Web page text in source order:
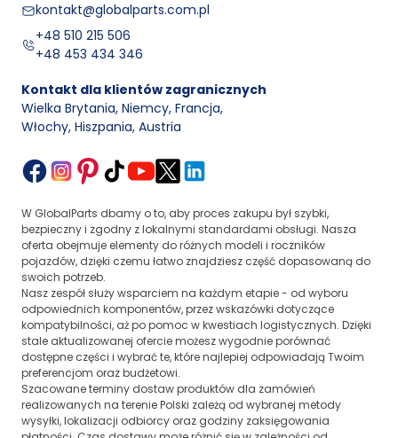
kontakt@globalparts.com.pl
+48 510 215 506
+48 453 434 346
Kontakt dla klientów zagranicznych
Wielka Brytania, Niemcy, Francja,
Włochy, Hiszpania, Austria
W GlobalParts dbamy o to, aby proces zakupu był szybki,
bezpieczny i zgodny z lokalnymi standardami obsługi. Nasza
oferta obejmuje elementy do różnych modeli i roczników
pojazdów, dzięki czemu łatwo znajdziesz część dopasowaną do
swoich potrzeb.
Nasz zespół służy wsparciem na każdym etapie - od wyboru
odpowiednich komponentów, przez wskazówki dotyczące
kompatybilności, aż po pomoc w kwestiach logistycznych. Dzięki
stale aktualizowanej ofercie możesz wygodnie porównać
dostępne części i wybrać te, które najlepiej odpowiadają Twoim
preferencjom oraz budżetowi.
Szacowane terminy dostaw produktów dla zamówień
realizowanych na terenie Polski zależą od wybranej metody
wysyłki, lokalizacji odbiorcy oraz godziny zaksięgowania